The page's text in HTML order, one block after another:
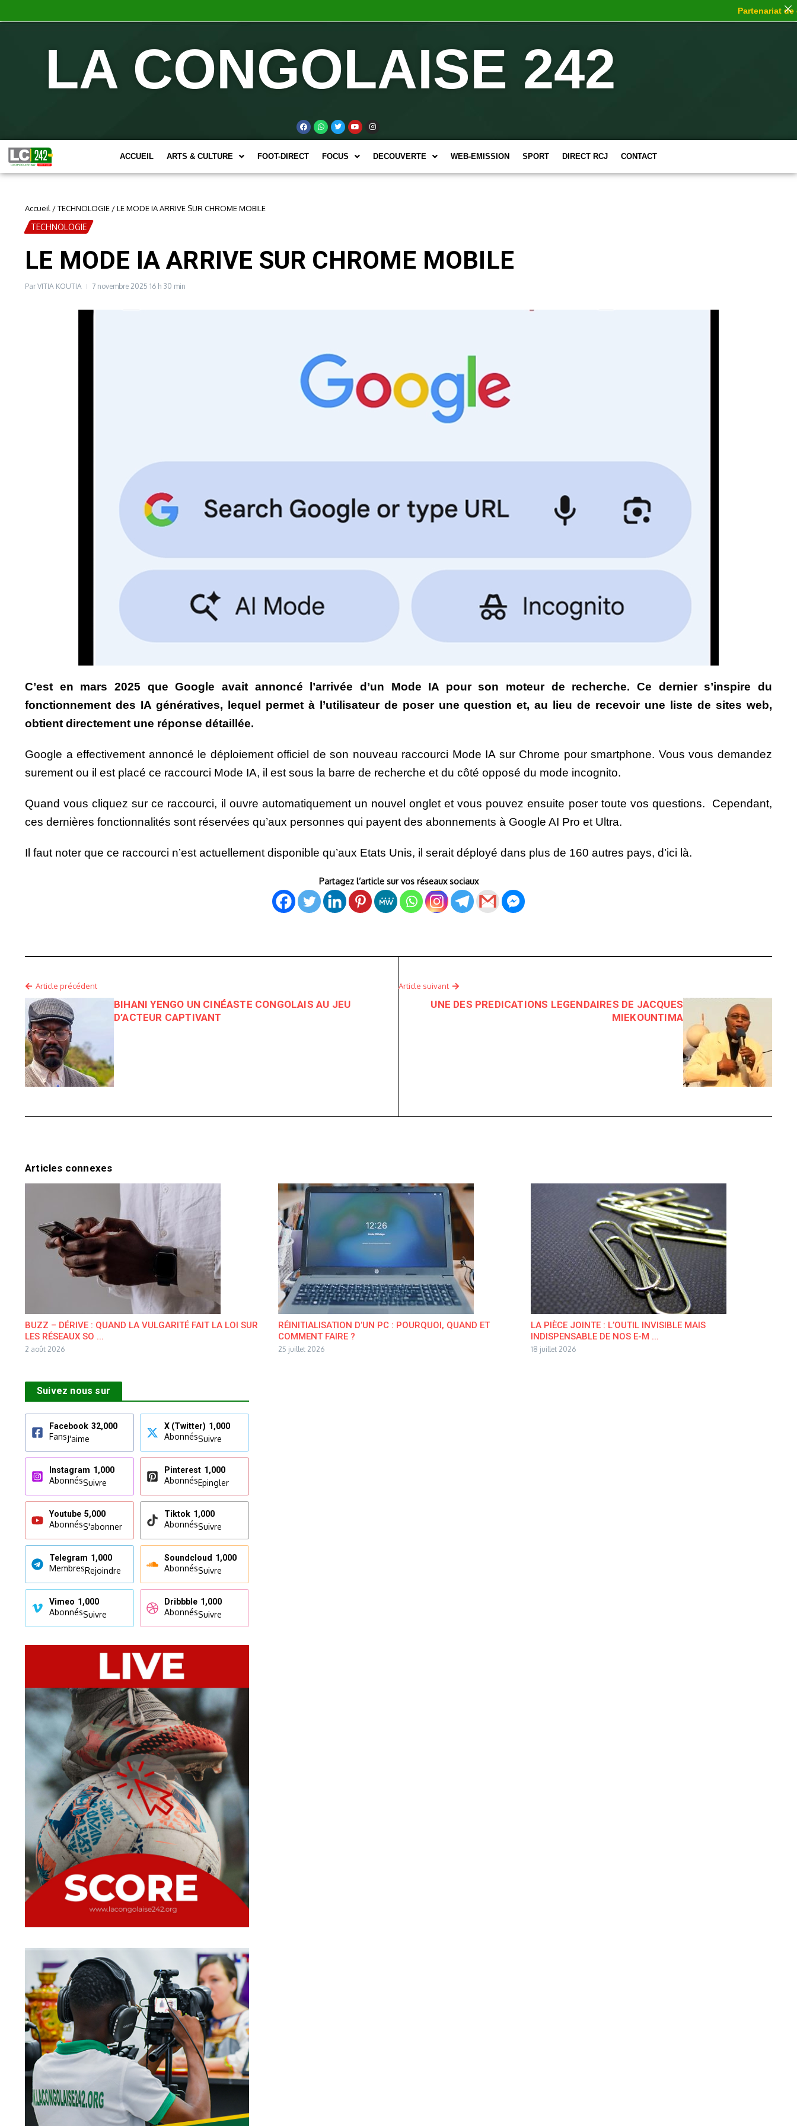
LA CONGOLAISE 242
ACCUEIL ARTS & CULTURE FOOT-DIRECT FOCUS DECOUVERTE WEB-EMISSION SPORT DIRECT RCJ CONTACT
Accueil /TECHNOLOGIE /LE MODE IA ARRIVE SUR CHROME MOBILE
TECHNOLOGIE
LE MODE IA ARRIVE SUR CHROME MOBILE
ParVITIA KOUTIA 7 novembre 2025 16 h 30 min
C’est en mars 2025 que Google avait annoncé l’arrivée d’un Mode IA pour son moteur de recherche. Ce dernier s’inspire du
fonctionnement des IA génératives, lequel permet à l’utilisateur de poser une question et, au lieu de recevoir une liste de sites web,
obtient directement une réponse détaillée.
Google a effectivement annoncé le déploiement officiel de son nouveau raccourci Mode IA sur Chrome pour smartphone. Vous vous demandez
surement ou il est placé ce raccourci Mode IA, il est sous la barre de recherche et du côté opposé du mode incognito.
Quand vous cliquez sur ce raccourci, il ouvre automatiquement un nouvel onglet et vous pouvez ensuite poser toute vos questions. Cependant,
ces dernières fonctionnalités sont réservées qu’aux personnes qui payent des abonnements à Google AI Pro et Ultra.
Il faut noter que ce raccourci n’est actuellement disponible qu’aux Etats Unis, il serait déployé dans plus de 160 autres pays, d’ici là.
Partagez l’article sur vos réseaux sociaux
Article précédent
BIHANI YENGO UN CINÉASTE CONGOLAIS AU JEU
D’ACTEUR CAPTIVANT
Article suivant
UNE DES PREDICATIONS LEGENDAIRES DE JACQUES
MIEKOUNTIMA
Articles connexes
BUZZ – DÉRIVE : QUAND LA VULGARITÉ FAIT LA LOI SUR
LES RÉSEAUX SO ...
2 août 2026
RÉINITIALISATION D’UN PC : POURQUOI, QUAND ET
COMMENT FAIRE ?
25 juillet 2026
LA PIÈCE JOINTE : L’OUTIL INVISIBLE MAIS
INDISPENSABLE DE NOS E-M ...
18 juillet 2026
Suivez nous sur
Facebook 32,000
FansJ'aime
X (Twitter) 1,000
AbonnésSuivre
Instagram 1,000
AbonnésSuivre
Pinterest 1,000
AbonnésEpingler
Youtube 5,000
AbonnésS'abonner
Tiktok 1,000
AbonnésSuivre
Telegram 1,000
MembresRejoindre
Soundcloud 1,000
AbonnésSuivre
Vimeo 1,000
AbonnésSuivre
Dribbble 1,000
AbonnésSuivre
Partenariat de